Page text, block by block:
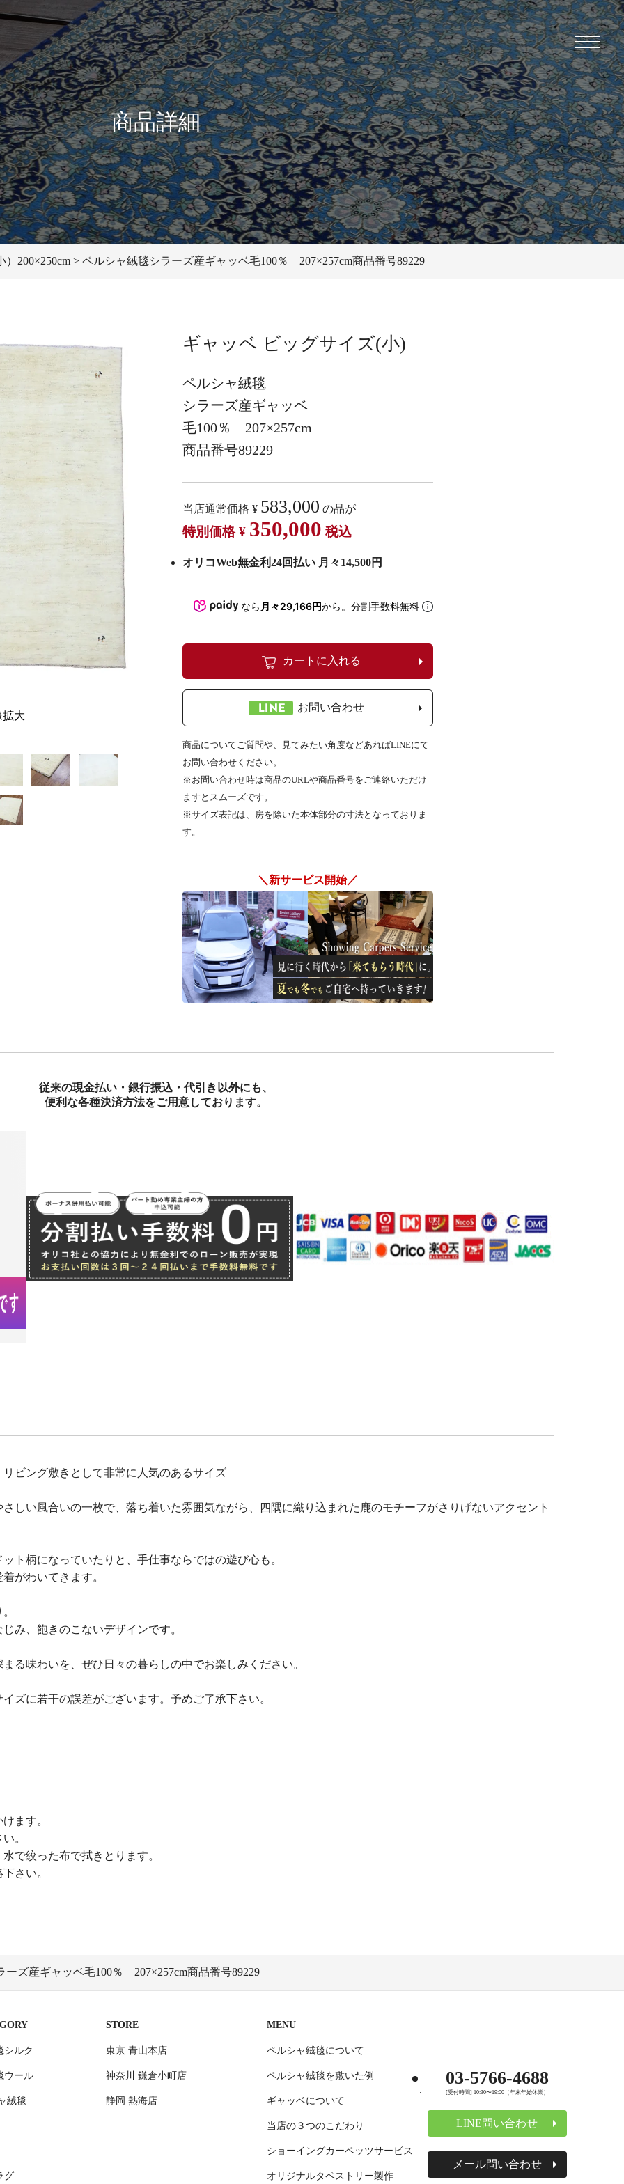
商品詳細
200×250cm ペルシャ絨毯シラーズ産ギャッベ毛100％ 207×257cm商品番号89229
拡大
ギャッベ ビッグサイズ(小)
ペルシャ絨毯
シラーズ産ギャッベ
毛100％ 207×257cm
商品番号89229
当店通常価格 ¥ 583,000 の品が
特別価格 ¥ 350,000 税込
オリコWeb無金利24回払い 月々14,500円
なら 月々29,166円から。分割手数料無料
カートに入れる
お問い合わせ
商品についてご質問や、見てみたい角度などあればLINEにて
お問い合わせください。
※お問い合わせ時は商品のURLや商品番号をご連絡いただけ
ますとスムーズです。
※サイズ表記は、房を除いた本体部分の寸法となっておりま
す。
＼新サービス開始／
従来の現金払い・銀行振込・代引き以外にも、
便利な各種決済方法をご用意しております。
ビング敷きとして非常に人気のあるサイズ
しい風合いの一枚で、落ち着いた雰囲気ながら、四隅に織り込まれた鹿のモチーフがさりげないアクセント
ト柄になっていたりと、手仕事ならではの遊び心も。
がわいてきます。
み、飽きのこないデザインです。
る味わいを、ぜひ日々の暮らしの中でお楽しみください。
ズに若干の誤差がございます。予めご了承下さい。
ます。
。
で絞った布で拭きとります。
さい。
ーズ産ギャッベ毛100％ 207×257cm商品番号89229
シルク
ウール
絨毯
グ
STORE
東京 青山本店
神奈川 鎌倉小町店
静岡 熱海店
MENU
ペルシャ絨毯について
ペルシャ絨毯を敷いた例
ギャッベについて
当店の３つのこだわり
ショーイングカーペッツサービス
オリジナルタペストリー製作
03-5766-4688
[受付時間] 10:30〜19:00（年末年始休業）
LINE問い合わせ
メール問い合わせ